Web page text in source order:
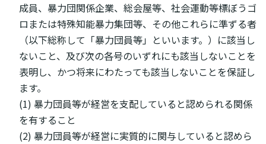
成員、暴力団関係企業、総会屋等、社会運動等標ぼうゴ
ロまたは特殊知能暴力集団等、その他これらに準ずる者
（以下総称して「暴力団員等」といいます。）に該当し
ないこと、及び次の各号のいずれにも該当しないことを
表明し、かつ将来にわたっても該当しないことを保証し
ます。
(1) 暴力団員等が経営を支配していると認められる関係
を有すること
(2) 暴力団員等が経営に実質的に関与していると認めら